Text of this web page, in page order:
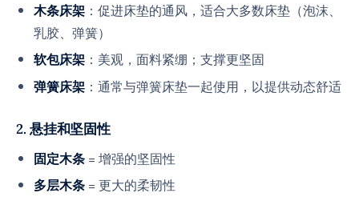
木条床架 ：促进床垫的通风，适合大多数床垫（泡沫、
乳胶、弹簧）
软包床架 ：美观，面料紧绷；支撑更坚固
弹簧床架 ：通常与弹簧床垫一起使用，以提供动态舒适
2. 悬挂和坚固性
固定木条 = 增强的坚固性
多层木条 = 更大的柔韧性